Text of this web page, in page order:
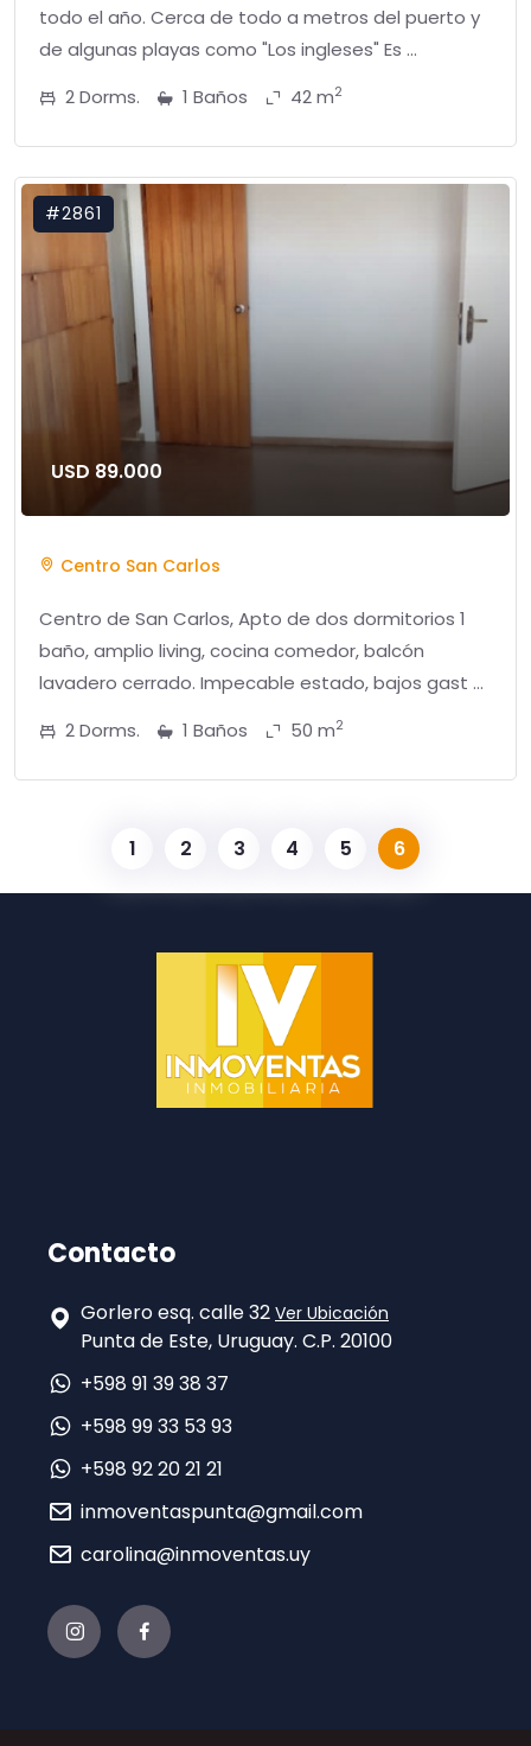
todo el año. Cerca de todo a metros del puerto y
de algunas playas como "Los ingleses" Es ...
2 Dorms.
1 Baños 42 m2
#2861
USD 89.000
Centro San Carlos
Centro de San Carlos, Apto de dos dormitorios 1
baño, amplio living, cocina comedor, balcón
lavadero cerrado. Impecable estado, bajos gast ...
2 Dorms.
1 Baños 50 m2
1 2 3 4 5 6
Contacto
Gorlero esq. calle 32 Ver Ubicación
Punta de Este, Uruguay. C.P. 20100
+598 91 39 38 37
+598 99 33 53 93
+598 92 20 21 21
inmoventaspunta@gmail.com
carolina@inmoventas.uy